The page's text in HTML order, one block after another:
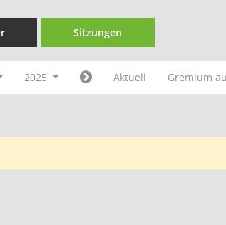
Sitzungen
2025 Aktuell Gremium